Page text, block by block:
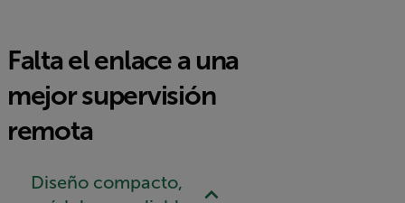
Falta el enlace a una
mejor supervisión
remota
Diseño compacto,